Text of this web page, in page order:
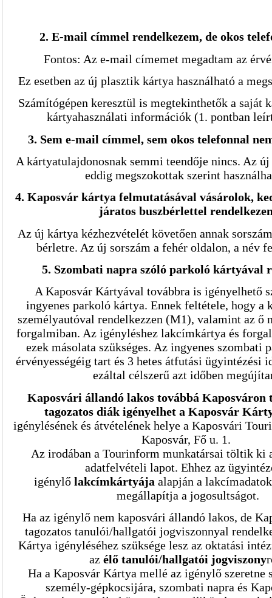
2. E-mail címmel rendelkezem, de okos
Fontos: Az e-mail címemet megadtam az
Ez esetben az új plasztik kártya használható a
Számítógépen keresztül is megtekinthetők a saját
kártyahasználati információk (1. pontban
3. Sem e-mail címmel, sem okos telefonnal
A kártyatulajdonosnak semmi teendője nincs. Az
eddig megszokottak szerint
4. Kaposvár kártya felmutatásával vásárolok,
járatos buszbérlettel
Az új kártya kézhezvételét követően annak
bérletre. Az új sorszám a fehér oldalon, a név
5. Szombati napra szóló parkoló kártyával
A Kaposvár Kártyával továbbra is igényelhető
ingyenes parkoló kártya. Ennek feltétele, hogy a
személyautóval rendelkezzen (M1), valamint az ő
forgalmiban. Az igényléshez lakcímkártya és
ezek másolata szükséges. Az ingyenes szombati
érvényességéig tart és 3 hetes átfutási ügyintézési
ezáltal célszerű azt időben
Kaposvári állandó lakos továbbá Kaposváron
tagozatos diákigényelheta Kaposvár
igénylésének és átvételének helye a Kaposvári
Kaposvár, Fő u. 1.
Az irodában a Tourinform munkatársai töltik ki
adatfelvételi lapot. Ehhez az
igénylő lakcímkártyája alapján a
megállapítja a jogosultságot.
Ha az igénylő nem kaposvári állandó lakos, de
tagozatos tanulói/hallgatói jogviszonnyal
Kártya igényléséhez szüksége lesz az oktatási
azélő tanulói/hallgatói jogviszony
Ha a Kaposvár Kártya mellé az igénylő szeretne
személy-gépkocsijára, szombati napra és